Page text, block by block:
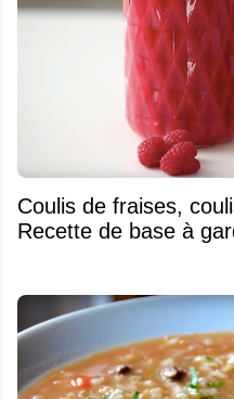
Coulis de fraises,
Recette de base à